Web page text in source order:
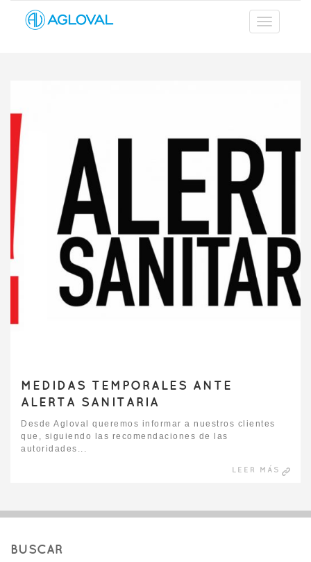
MEDIDAS TEMPORALES ANTE
ALERTA SANITARIA
Desde Agloval queremos informar a nuestros clientes
que, siguiendo las recomendaciones de las
autoridades...
LEER MÁS
BUSCAR